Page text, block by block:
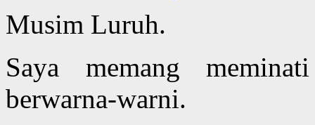
Musim Luruh.
Saya memang
berwarna-warni.